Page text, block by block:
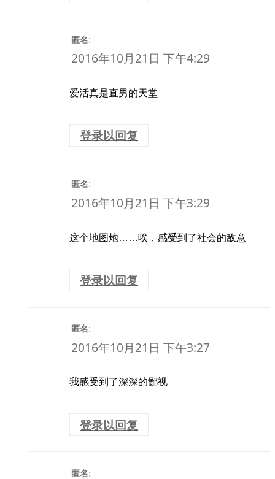
匿名:
2016年10月21日 下午4:29
爱活真是直男的天堂
登录以回复
匿名:
2016年10月21日 下午3:29
这个地图炮……唉，感受到了社会的敌意
登录以回复
匿名:
2016年10月21日 下午3:27
我感受到了深深的鄙视
登录以回复
匿名: